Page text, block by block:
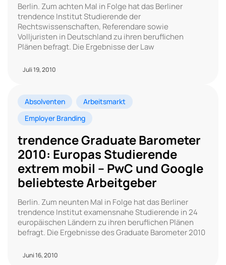
Berlin. Zum achten Mal in Folge hat das Berliner
trendence Institut Studierende der
Rechtswissenschaften, Referendare sowie
Volljuristen in Deutschland zu ihren beruflichen
Plänen befragt. Die Ergebnisse der Law
Juli 19, 2010
Absolventen
Arbeitsmarkt
Employer Branding
trendence Graduate Barometer
2010: Europas Studierende
extrem mobil – PwC und Google
beliebteste Arbeitgeber
Berlin. Zum neunten Mal in Folge hat das Berliner
trendence Institut examensnahe Studierende in 24
europäischen Ländern zu ihren beruflichen Plänen
befragt. Die Ergebnisse des Graduate Barometer 2010
Juni 16, 2010